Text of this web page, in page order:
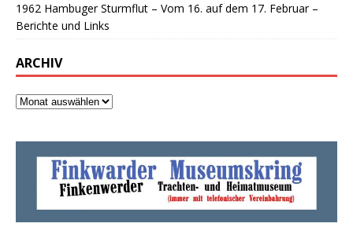
1962 Hambuger Sturmflut – Vom 16. auf dem 17. Februar –
Berichte und Links
ARCHIV